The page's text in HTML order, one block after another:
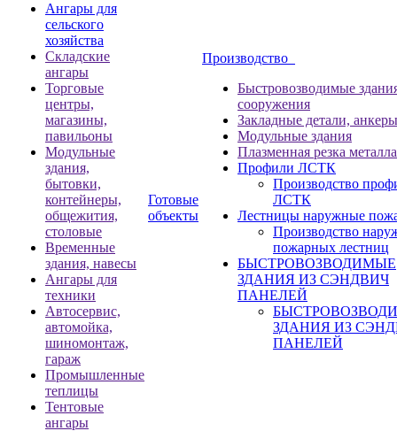
Ангары для
сельского
хозяйства
Складские
ангары
Торговые
центры,
магазины,
павильоны
Модульные
здания,
бытовки,
контейнеры,
общежития,
столовые
Временные
здания, навесы
Ангары для
техники
Автосервис,
автомойка,
шиномонтаж,
гараж
Промышленные
теплицы
Тентовые
ангары
Готовые
объекты
Производство
Быстровозводимые
сооружения
Закладные детали, анкеры
Модульные здания
Плазменная резка металла
Профили ЛСТК
Производство
ЛСТК
Лестницы наружные
Производство
пожарных лестниц
БЫСТРОВОЗВОДИМЫЕ
ЗДАНИЯ ИЗ СЭНДВИЧ
ПАНЕЛЕЙ
ЗДАНИЯ ИЗ
ПАНЕЛЕЙ